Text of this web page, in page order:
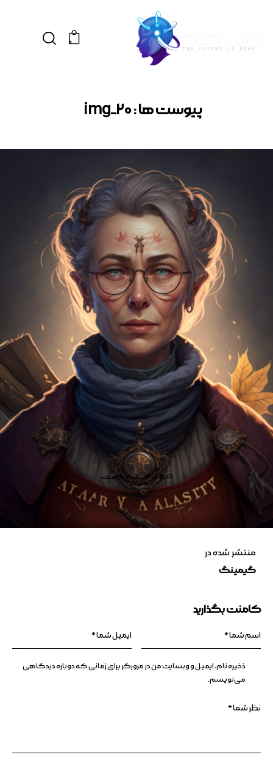
0
پیوست ها : img_20
1401-11-18
0 کامنت
منتشر شده در
گیمینگ
کامنت بگذارید
ذخیره نام، ایمیل و وبسایت من در مرورگر برای زمانی که دوباره دیدگاهی
می‌نویسم.